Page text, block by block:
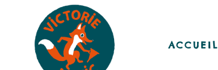
ACCUEIL